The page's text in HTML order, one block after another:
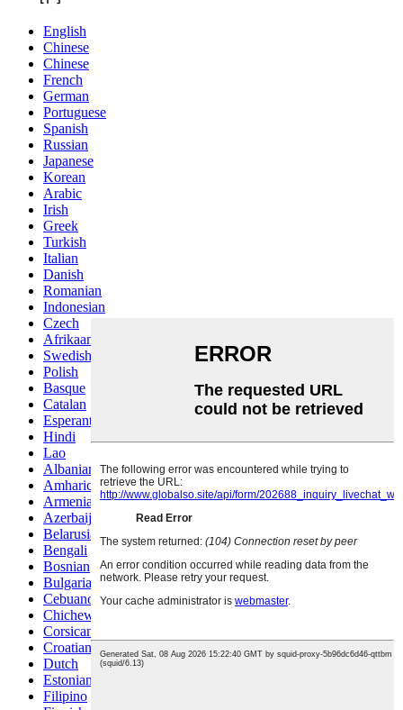
English
Chinese
Chinese
French
German
Portuguese
Spanish
Russian
Japanese
Korean
Arabic
Irish
Greek
Turkish
Italian
Danish
Romanian
Indonesian
Czech
Afrikaans
Swedish
Polish
Basque
Catalan
Esperanto
Hindi
Lao
Albanian
Amharic
Armenian
Azerbaijani
Belarusian
Bengali
Bosnian
Bulgarian
Cebuano
Chichewa
Corsican
Croatian
Dutch
Estonian
Filipino